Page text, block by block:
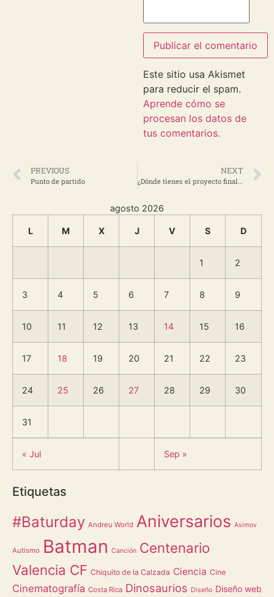
Este sitio usa Akismet
para reducir el spam.
Aprende cómo se
procesan los datos de
tus comentarios.
PREVIOUS
Punto de partido
NEXT
agosto 2026
L M X J V S D
1 2
3 4 5 6 7 8 9
10 11 12 13 14 15 16
17 18 19 20 21 22 23
24 25 26 27 28 29 30
31
« Jul Sep »
Etiquetas
#Baturday Andreu World Aniversarios Asimov
Autismo Batman Canción Centenario
Valencia CF Chiquito de la Calzada Ciencia Cine
Cinematografía Costa Rica Dinosaurios Diseño Diseño web